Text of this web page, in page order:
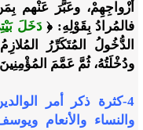
أزْواجِهِمْ، وعَبَّرَ عَنْهم
فالمُرادُ بِقَوْلِهِ: ﴿دَخَلَ
الدُّخُولُ المُتَكَرِّرُ
ودُخْلَتُهُ، ثُمَّ عَمَّمَ
4- كثرة ذكر أمر
والنساء والأنعام